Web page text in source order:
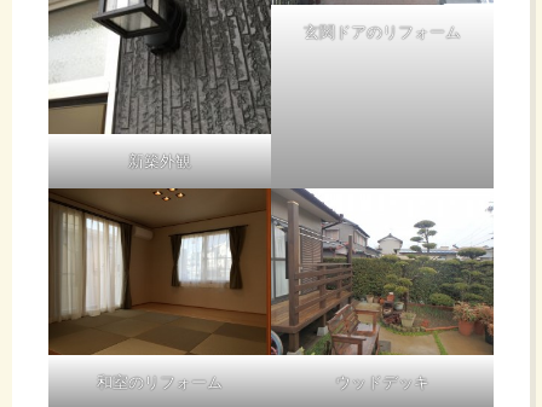
新築外観
玄関ドアのリフォーム
和室のリフォーム ウッドデッキ